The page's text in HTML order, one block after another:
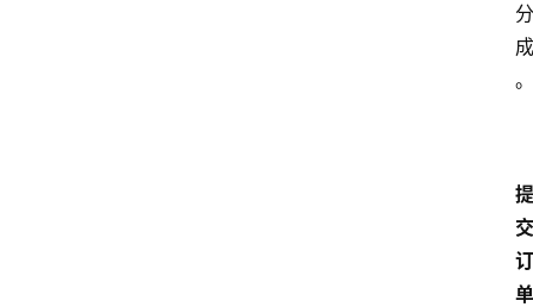
分
成
。
提
交
订
单